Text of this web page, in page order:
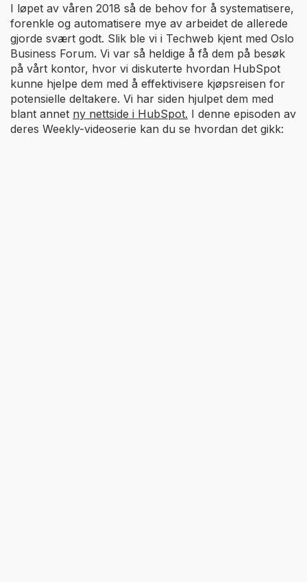
I løpet av våren 2018 så de behov for å systematisere,
forenkle og automatisere mye av arbeidet de allerede
gjorde svært godt. Slik ble vi i Techweb kjent med Oslo
Business Forum. Vi var så heldige å få dem på besøk
på vårt kontor, hvor vi diskuterte hvordan HubSpot
kunne hjelpe dem med å effektivisere kjøpsreisen for
potensielle deltakere. Vi har siden hjulpet dem med
blant annet ny nettside i HubSpot. I denne episoden av
deres Weekly-videoserie kan du se hvordan det gikk: